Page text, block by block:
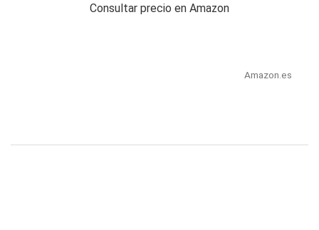
Consultar precio en Amazon
Amazon.es